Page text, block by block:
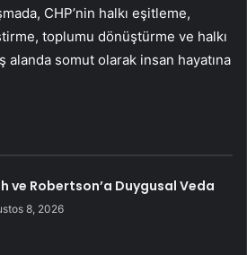
CHP’nin halkı eşitleme,
toplumu dönüştürme ve halkı
alanda somut olarak insan hayatına
ve Robertson’a Duygusal Veda
8, 2026